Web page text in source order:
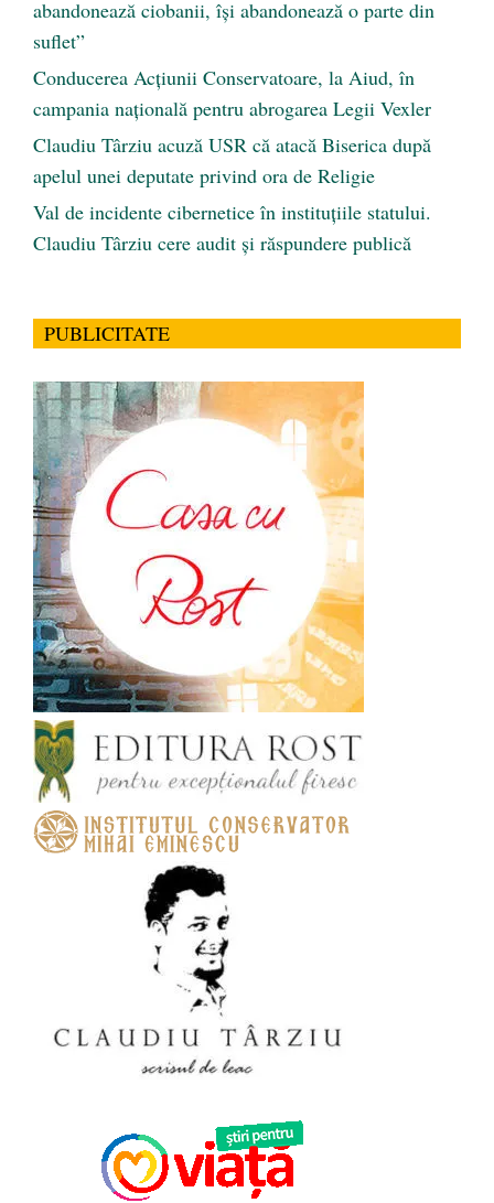
abandonează ciobanii, își abandonează o parte din
suflet”
Conducerea Acțiunii Conservatoare, la Aiud, în
campania națională pentru abrogarea Legii Vexler
Claudiu Târziu acuză USR că atacă Biserica după
apelul unei deputate privind ora de Religie
Val de incidente cibernetice în instituțiile statului.
Claudiu Târziu cere audit și răspundere publică
PUBLICITATE